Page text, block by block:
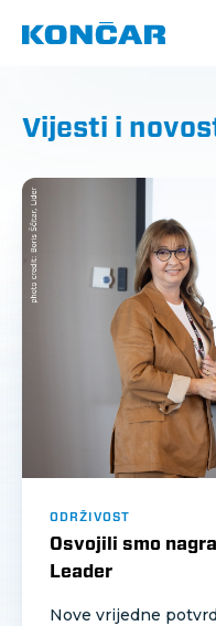
navigacija
Vijesti i
ODRŽIVOST
Osvojili smo
Leader
Nove vrijedne